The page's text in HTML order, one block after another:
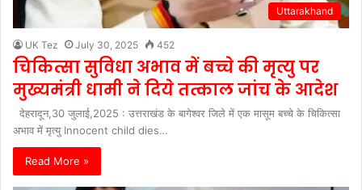
Uttarakhand
UK Tez July 30, 2025 452
चिकित्सा सुविधा अभाव में बच्चे की मृत्यु पर
मुख्यमंत्री धामी ने दिये तत्काल जांच के आदेश
देहरादून,30 जुलाई,2025 : उत्तराखंड के बागेश्वर जिले में एक मासूम बच्चे के चिकित्सा
अभाव में मृत्यु Innocent child dies…
Read More »